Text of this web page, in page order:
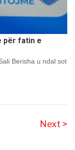
për fatin e
Berisha u ndal sot
Next >